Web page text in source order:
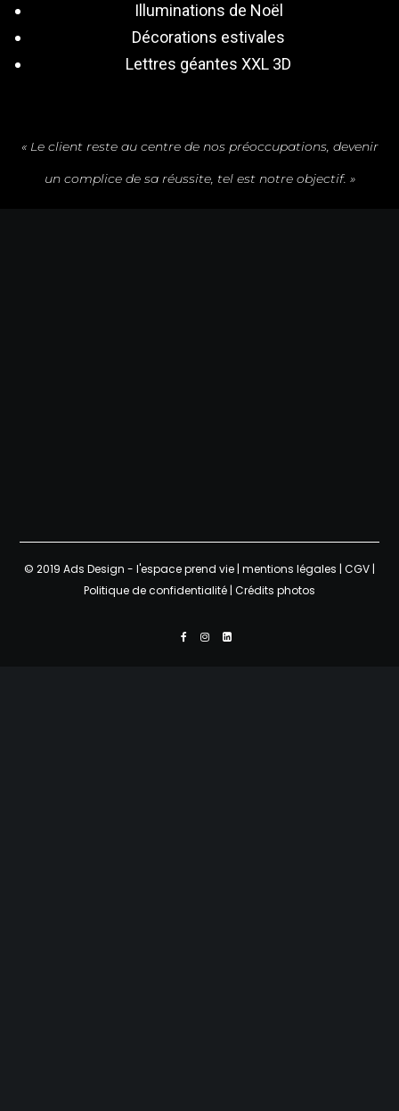
Illuminations de Noël
Décorations estivales
Lettres géantes XXL 3D
« Le client reste au centre de nos préoccupations, devenir
un complice de sa réussite, tel est notre objectif. »
© 2019 Ads Design - l'espace prend vie | mentions légales | CGV |
Politique de confidentialité | Crédits photos